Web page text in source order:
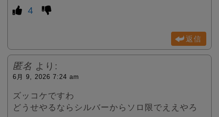
4
返信
匿名 より:
6月 9, 2026 7:24 am
ズッコケですわ
どうせやるならシルバーからソロ限でええやろ